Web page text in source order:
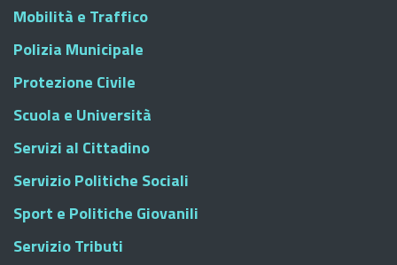
Mobilità e Traffico
Polizia Municipale
Protezione Civile
Scuola e Università
Servizi al Cittadino
Servizio Politiche Sociali
Sport e Politiche Giovanili
Servizio Tributi